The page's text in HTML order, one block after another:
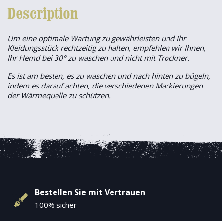
Description
Um eine optimale Wartung zu gewährleisten und Ihr
Kleidungsstück rechtzeitig zu halten, empfehlen wir Ihnen,
Ihr Hemd bei 30° zu waschen und nicht mit Trockner.
Es ist am besten, es zu waschen und nach hinten zu bügeln,
indem es darauf achten, die verschiedenen Markierungen
der Wärmequelle zu schützen.
Bestellen Sie mit Vertrauen
100% sicher